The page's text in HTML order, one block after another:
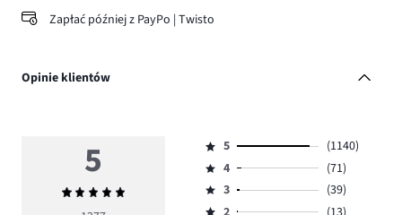
Zapłać później z PayPo | Twisto
Opinie klientów
5
Średnia
ocena
Ocena
5,
ilość
głosów
5
(1140)
Ocena
4,
4
(71)
Ocena
3
(39)